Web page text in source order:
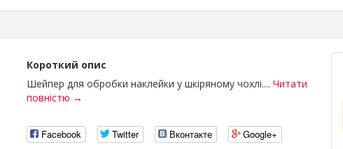
Короткий опис
Шейпер для обробки наклейки у шкіряному чохлі.... Читати
повністю →
Facebook Twitter Вконтакте Google+